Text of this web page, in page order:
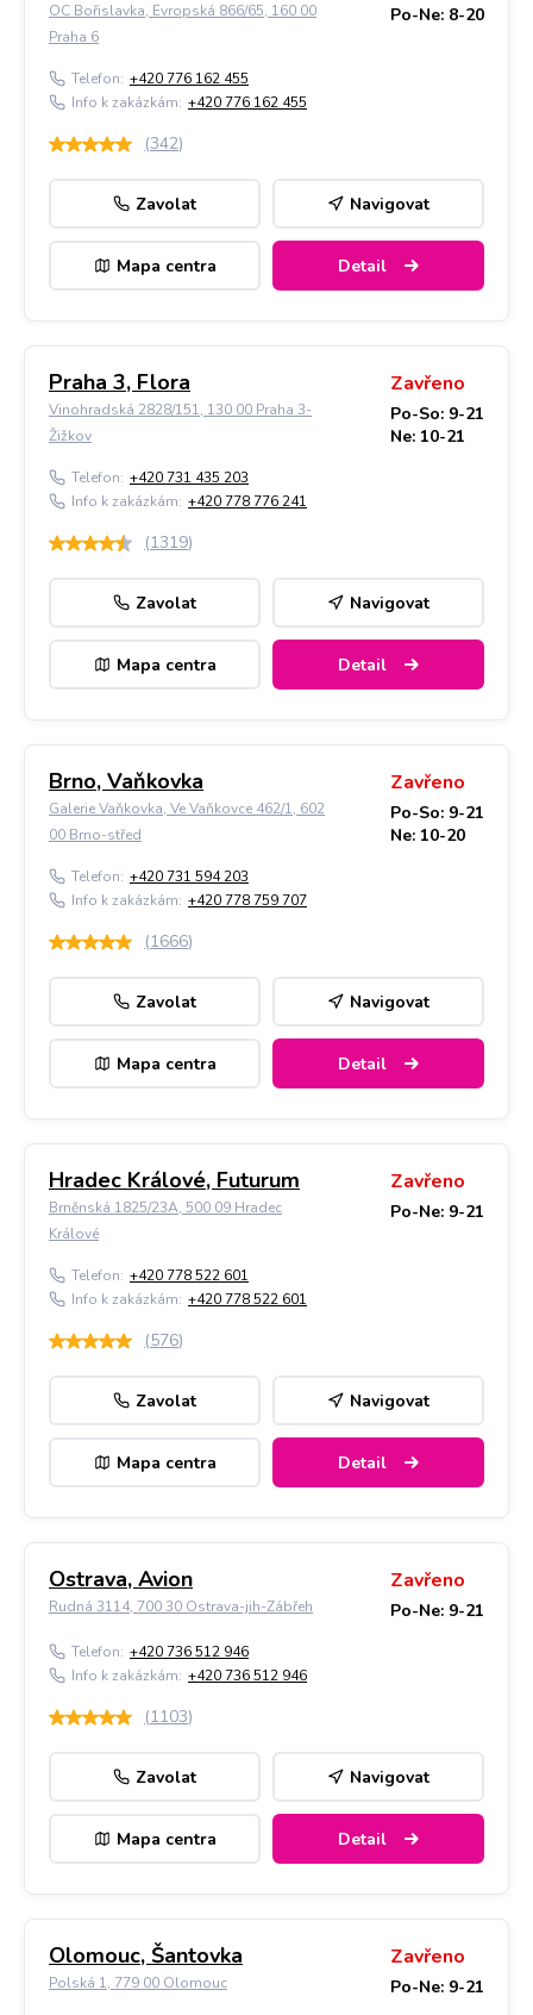
OC Bořislavka, Evropská 866/65, 160 00
Praha 6
Po-Ne: 8-20
Telefon: +420 776 162 455
Info k zakázkám: +420 776 162 455
(342)
Zavolat Navigovat
Mapa centra Detail
Praha 3, Flora
Vinohradská 2828/151, 130 00 Praha 3-
Žižkov
Zavřeno
Po-So: 9-21
Ne: 10-21
Telefon: +420 731 435 203
Info k zakázkám: +420 778 776 241
(1319)
Zavolat Navigovat
Mapa centra Detail
Brno, Vaňkovka
Galerie Vaňkovka, Ve Vaňkovce 462/1, 602
00 Brno-střed
Zavřeno
Po-So: 9-21
Ne: 10-20
Telefon: +420 731 594 203
Info k zakázkám: +420 778 759 707
(1666)
Zavolat Navigovat
Mapa centra Detail
Hradec Králové, Futurum
Brněnská 1825/23A, 500 09 Hradec
Králové
Zavřeno
Po-Ne: 9-21
Telefon: +420 778 522 601
Info k zakázkám: +420 778 522 601
(576)
Zavolat Navigovat
Mapa centra Detail
Ostrava, Avion
Rudná 3114, 700 30 Ostrava-jih-Zábřeh
Zavřeno
Po-Ne: 9-21
Telefon: +420 736 512 946
Info k zakázkám: +420 736 512 946
(1103)
Zavolat Navigovat
Mapa centra Detail
Olomouc, Šantovka
Polská 1, 779 00 Olomouc
Zavřeno
Po-Ne: 9-21